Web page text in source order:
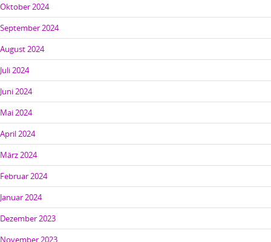
Oktober 2024
September 2024
August 2024
Juli 2024
Juni 2024
Mai 2024
April 2024
März 2024
Februar 2024
Januar 2024
Dezember 2023
November 2023